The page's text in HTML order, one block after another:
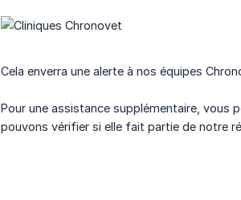
Cela enverra une alerte à nos équipes
Pour une assistance supplémentaire, vous
pouvons vérifier si elle fait partie de notre